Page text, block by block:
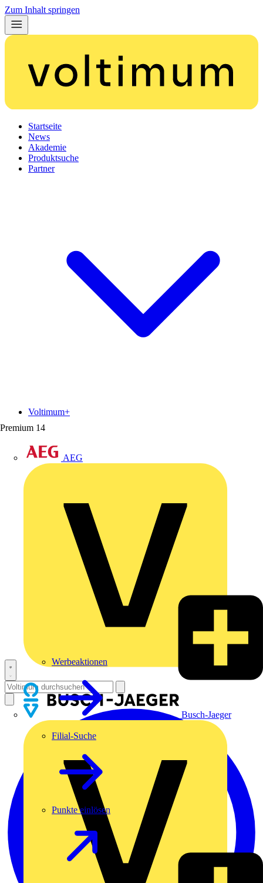
Zum Inhalt springen
Startseite
News
Akademie
Produktsuche
Partner
Premium 14
AEG
Busch-Jaeger
Voltimum+
Werbeaktionen
Filial-Suche
Punkte einlösen